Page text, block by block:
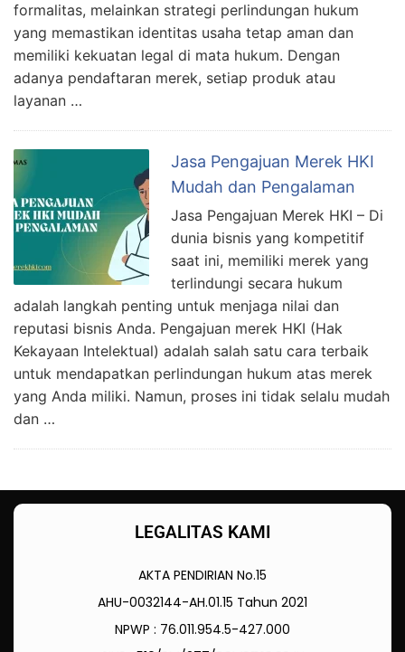
formalitas, melainkan strategi perlindungan hukum
yang memastikan identitas usaha tetap aman dan
memiliki kekuatan legal di mata hukum. Dengan
adanya pendaftaran merek, setiap produk atau
layanan …
Jasa Pengajuan Merek HKI
Mudah dan Pengalaman
Jasa Pengajuan Merek HKI – Di
dunia bisnis yang kompetitif
saat ini, memiliki merek yang
terlindungi secara hukum
adalah langkah penting untuk menjaga nilai dan
reputasi bisnis Anda. Pengajuan merek HKI (Hak
Kekayaan Intelektual) adalah salah satu cara terbaik
untuk mendapatkan perlindungan hukum atas merek
yang Anda miliki. Namun, proses ini tidak selalu mudah
dan …
LEGALITAS KAMI
AKTA PENDIRIAN No.15
AHU-0032144-AH.01.15 Tahun 2021
NPWP : 76.011.954.5-427.000